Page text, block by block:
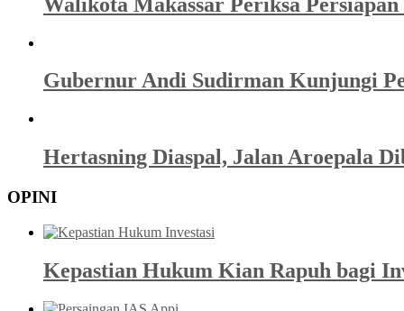
Gubernur Andi Sudirman Kunjungi
Hertasning Diaspal, Jalan Aroepala
OPINI
Kepastian Hukum Kian Rapuh bagi